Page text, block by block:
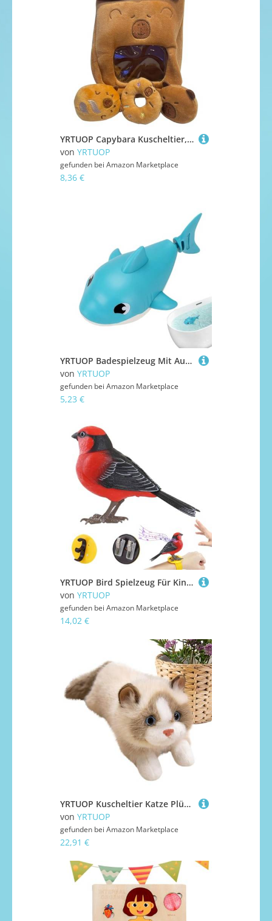
YRTUOP Capybara Kuscheltier, Niedlichen Capybara Plüschtier Capybaras Geldbörse Münztasche Geburtstagsgeschenk Für Mädchen Junge, 20x17cm
von YRTUOP
gefunden bei Amazon Marketplace
8,36 €
YRTUOP Badespielzeug Mit Aufziehmechanismus - Aufziehbare Haifisch Badespielzeug Für Kleinkinder - Aufziehbare Tiere Für Kleinkinder 1-3 Jahre Badewanne Dusche Geschenk
von YRTUOP
gefunden bei Amazon Marketplace
5,23 €
YRTUOP Bird Spielzeug Für Kinder | Kinder Vogel Spielzeug Für Kleinkinder | Realistischer Sprechender Elektronischer Schreibtisch Haustier Für Sensorisches Spiel Geburtstag Zimmer Deko
von YRTUOP
gefunden bei Amazon Marketplace
14,02 €
YRTUOP Kuscheltier Katze Plüsch - Süßes Kätzchen Kuscheltier Plüschtier,Deko Mit Sound Für Schlafzimmer Wohnzimmer Weihnachten Geburtstag Klassenpreis Mädchen Kinder
von YRTUOP
gefunden bei Amazon Marketplace
22,91 €